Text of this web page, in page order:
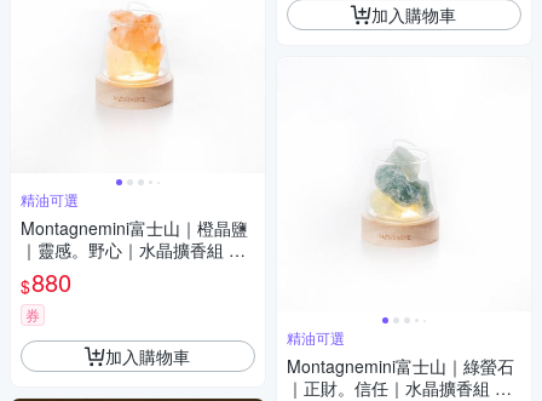
精油可選
Montagnemini富士山｜橙晶鹽
｜靈感。野心｜水晶擴香組 精
油可選
$880
券
加入購物車
加入購物車
精油可選
Montagnemini富士山｜綠螢石
｜正財。信任｜水晶擴香組 精